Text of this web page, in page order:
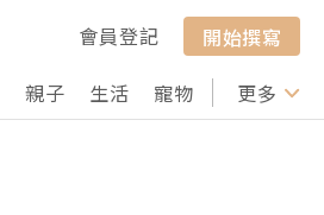
會員登記
開始撰寫
親子 生活 寵物 行山 打卡
更多